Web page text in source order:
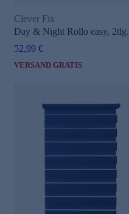
Clever Fix
Day & Night Rollo easy, 2tlg.
52,99 €
VERSAND GRATIS